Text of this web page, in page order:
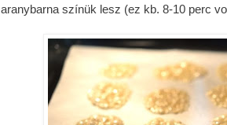
aranybarna színük lesz (ez kb. 8-10 perc